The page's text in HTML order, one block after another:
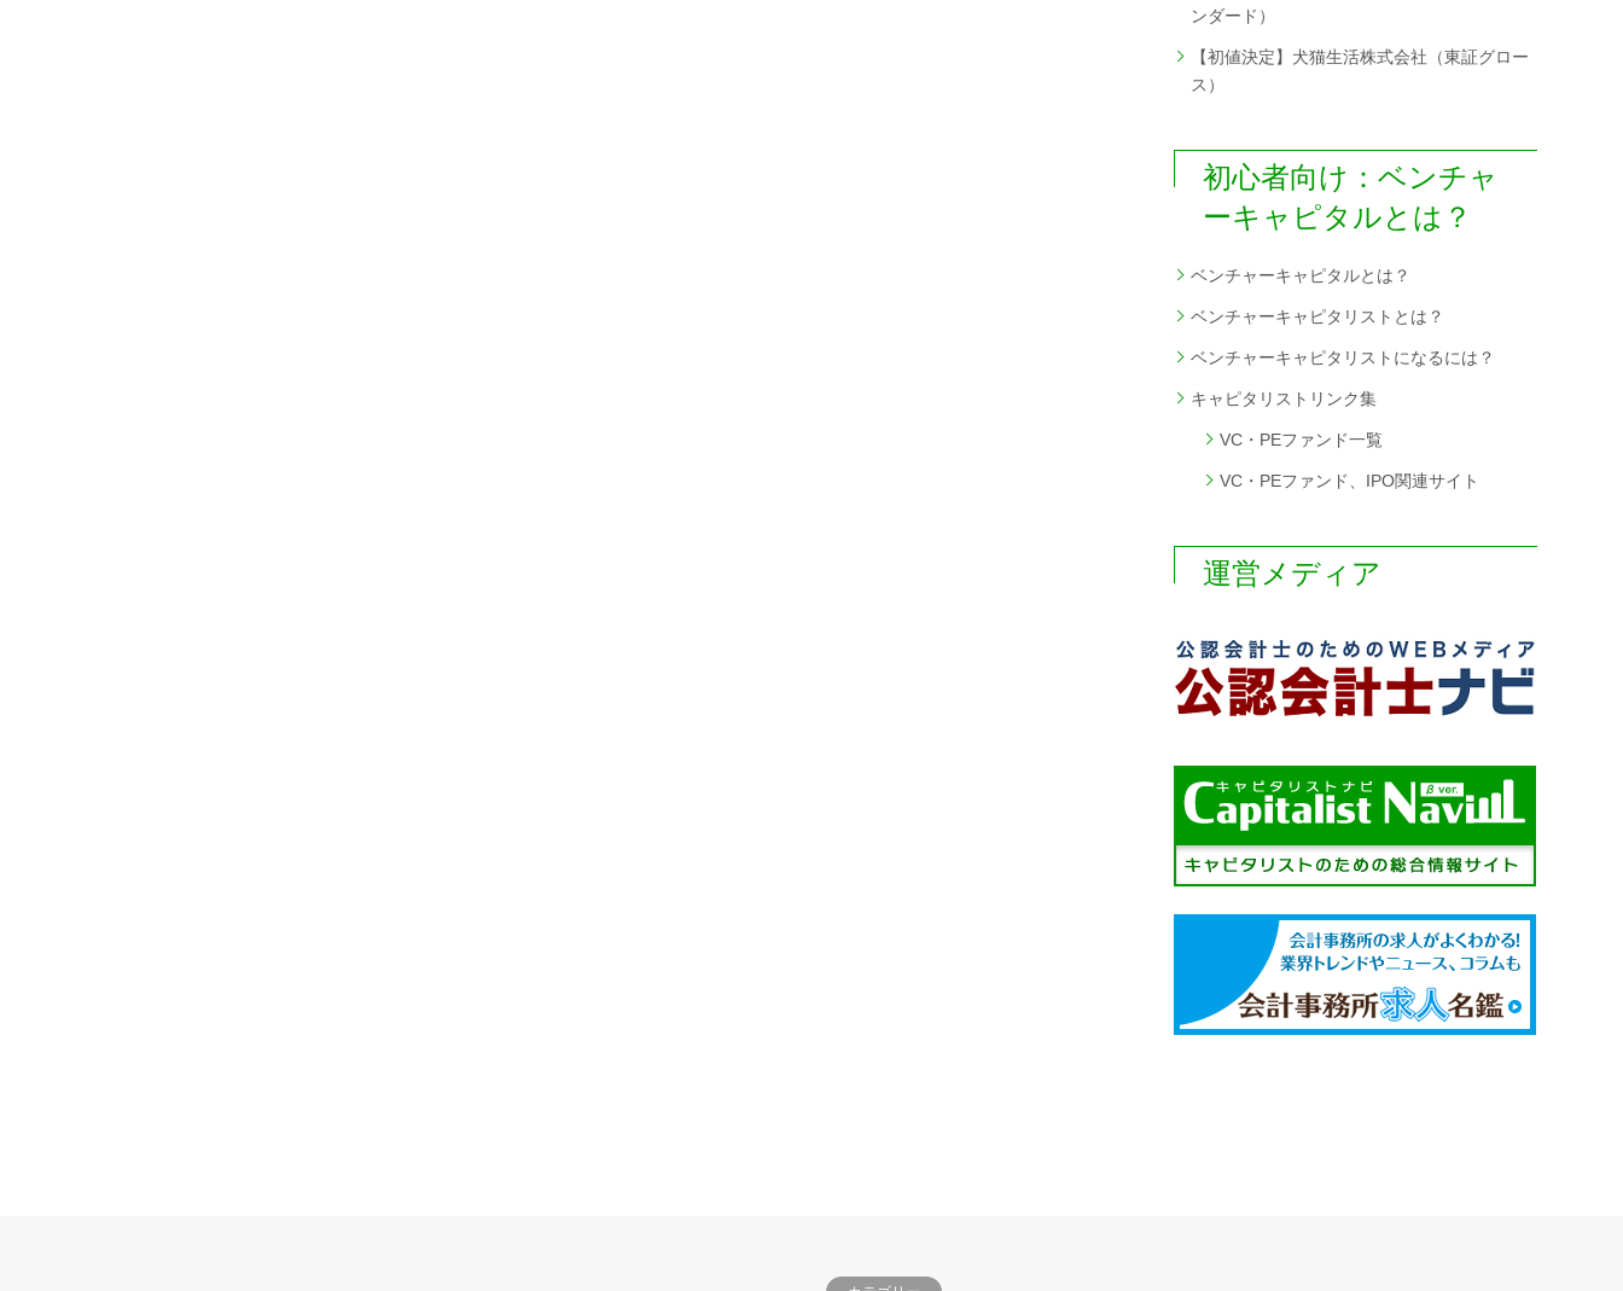
ンダード）
【初値決定】犬猫生活株式会社（東証グロー
ス）
初心者向け：ベンチャ
ーキャピタルとは？
ベンチャーキャピタルとは？
ベンチャーキャピタリストとは？
ベンチャーキャピタリストになるには？
キャピタリストリンク集
VC・PEファンド一覧
VC・PEファンド、IPO関連サイト
運営メディア